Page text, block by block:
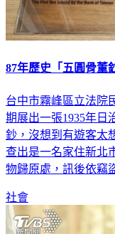
87年歷史「五圓骨
台中市霧峰區立法院
期展出一張1935年日
鈔，沒想到有遊客太
查出是一名家住新北
物歸原處，訊後依竊
社會